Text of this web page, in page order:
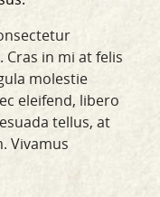
Cras in mi at felis
molestie
eleifend, libero
tellus, at
Vivamus